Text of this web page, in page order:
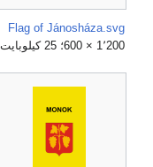
Flag of Jánosháza.svg
1٬200 × 600؛ 25 كيلوبايت